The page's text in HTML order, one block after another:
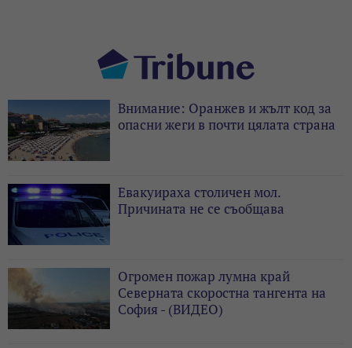
Внимание: Оранжев и жълт код за
опасни жеги в почти цялата страна
Евакуираха столичен мол.
Причината не се съобщава
Огромен пожар лумна край
Северната скоростна тангента на
София - (ВИДЕО)